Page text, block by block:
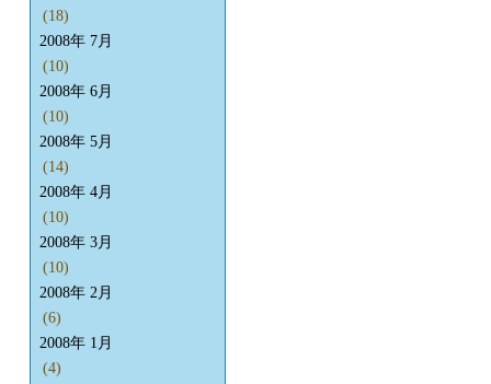
(18)
2008年 7月
(10)
2008年 6月
(10)
2008年 5月
(14)
2008年 4月
(10)
2008年 3月
(10)
2008年 2月
(6)
2008年 1月
(4)